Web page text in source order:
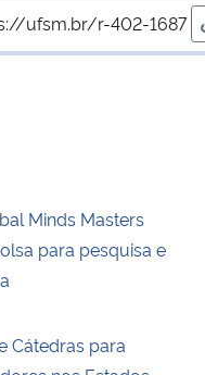
ufsm.br/r-402-1687
Minds Masters
para pesquisa e
Cátedras para